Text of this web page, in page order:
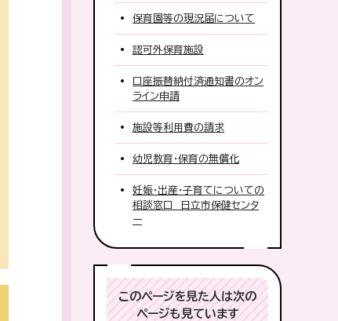
保育園等の現況届について
認可外保育施設
口座振替納付済通知書のオン
ライン申請
施設等利用費の請求
幼児教育・保育の無償化
妊娠・出産・子育てについての
相談窓口 日立市保健センタ
ー
このページを見た人は次の
ページも見ています